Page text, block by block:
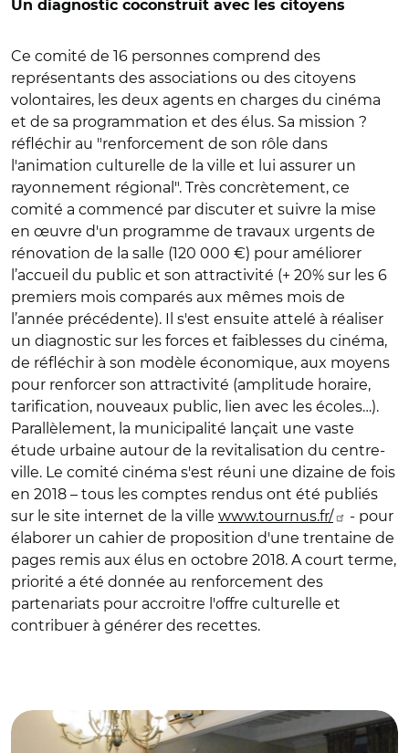
Un diagnostic coconstruit avec les citoyens
Ce comité de 16 personnes comprend des
représentants des associations ou des citoyens
volontaires, les deux agents en charges du cinéma
et de sa programmation et des élus. Sa mission ?
réfléchir au "renforcement de son rôle dans
l'animation culturelle de la ville et lui assurer un
rayonnement régional". Très concrètement, ce
comité a commencé par discuter et suivre la mise
en œuvre d'un programme de travaux urgents de
rénovation de la salle (120 000 €) pour améliorer
l’accueil du public et son attractivité (+ 20% sur les 6
premiers mois comparés aux mêmes mois de
l’année précédente). Il s'est ensuite attelé à réaliser
un diagnostic sur les forces et faiblesses du cinéma,
de réfléchir à son modèle économique, aux moyens
pour renforcer son attractivité (amplitude horaire,
tarification, nouveaux public, lien avec les écoles…).
Parallèlement, la municipalité lançait une vaste
étude urbaine autour de la revitalisation du centre-
ville. Le comité cinéma s'est réuni une dizaine de fois
en 2018 – tous les comptes rendus ont été publiés
sur le site internet de la ville www.tournus.fr/
- pour
élaborer un cahier de proposition d'une trentaine de
pages remis aux élus en octobre 2018. A court terme,
priorité a été donnée au renforcement des
partenariats pour accroitre l'offre culturelle et
contribuer à générer des recettes.